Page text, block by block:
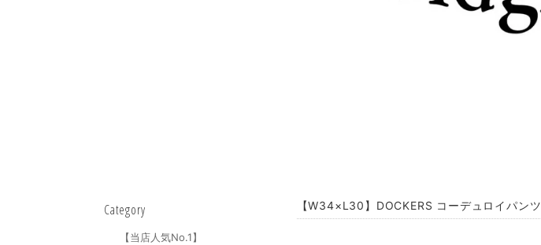
Category
【当店人気No.1】
【W34×L30】DOCKERS コーデュロイパンツ